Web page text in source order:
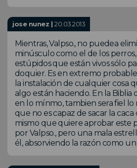
jose nunez |20.03.2013
Mientras, Valpso., no puedea
minúsculo como el de los
estúpidos que están vivos sólo
doquier. Es en extremo
la instalación de cualquier cosa
algo están haciendo. En la Biblia
en lo mínmo, tambien sera fiel lo
que no es capaz de sacar la caca
mismo que quiere aprobar este
por Valpso., pero una mala
él, absorviendo la razón como